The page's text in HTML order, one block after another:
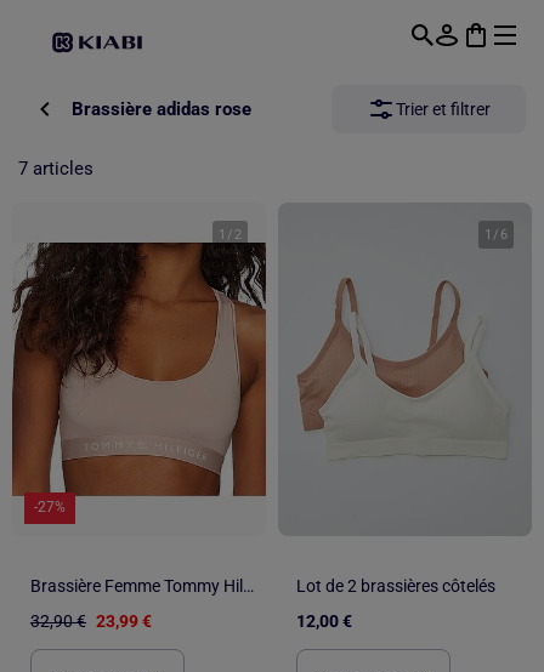
Brassière adidas rose Trier et filtrer
7 articles
1 / 2
-27%
Brassière Femme Tommy Hilfiger
32,90 € 23,99 €
1 / 6
Lot de 2 brassières côtelés
12,00 €